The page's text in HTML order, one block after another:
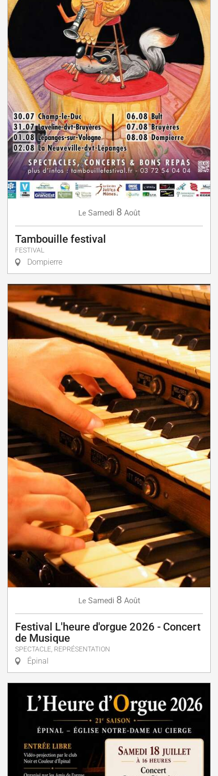
Le Samedi 8 Août
Tambouille festival
FESTIVAL
Dompierre
Le Samedi 8 Août
Festival L'heure d'orgue 2026 - Concert
de Musique
SPECTACLE, REPRÉSENTATION
Épinal